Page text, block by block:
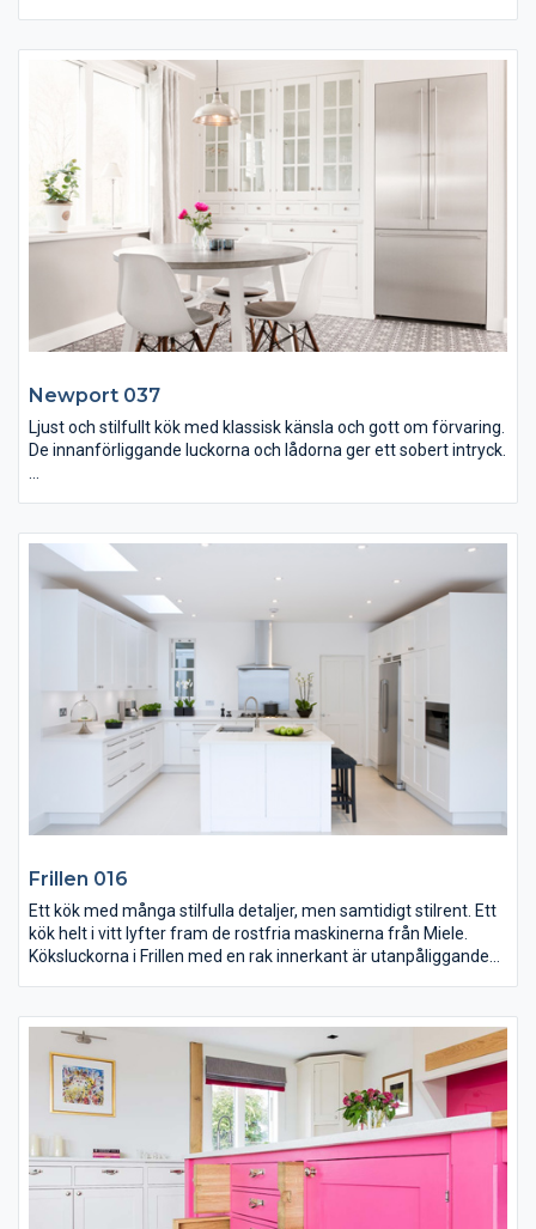
kökets ljusa och träfärgare partier.Köksön har utformats för att
vara en öppen och inbjudande umgängesplats som på ett
naturligt sätt länkar samman köket med husets övriga delar.
Skåp och förvaring är anpassade efter kundens behov och
önskemål. I det höga skafferiet finns det till exempel plats för
både mikrovågsugn och kokböcker.
Newport 037
Ljust och stilfullt kök med klassisk känsla och gott om förvaring.
De innanförliggande luckorna och lådorna ger ett sobert intryck.
lådor kring spiskåpan. Bänkskivorna i Carrara-marmor
harmonierar med väggarnas vita, blanka tegelyta.
Köksmaskinerna kommer från Gaggenau, spiskåpan från
Frillen 016
Ett kök med många stilfulla detaljer, men samtidigt stilrent. Ett
kök helt i vitt lyfter fram de rostfria maskinerna från Miele.
Köksluckorna i Frillen med en rak innerkant är utanpåliggande
Bänkskivorna är i komposit med en bakkantslist och handtagen
och knopparna i rostfri stål. Ho och diskmaskin är integrerade i
köksön och belysningen är infälld i taket, förutom extra
ljusinsläpp från takfönster.